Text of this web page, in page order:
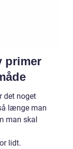
primer
det noget
længe man
man skal
lidt.